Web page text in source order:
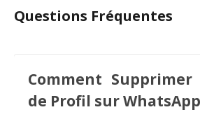
Questions Fréquentes
Comment
de Profil sur